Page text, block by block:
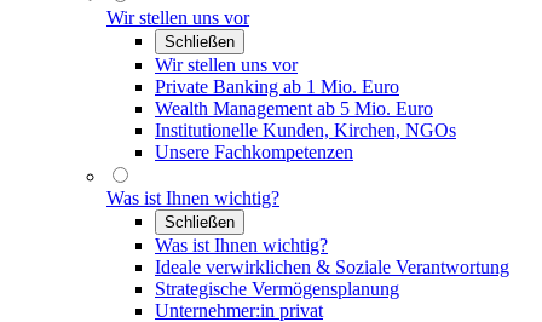
Wir stellen uns vor
Schließen
Wir stellen uns vor
Private Banking ab 1 Mio. Euro
Wealth Management ab 5 Mio. Euro
Institutionelle Kunden, Kirchen, NGOs
Unsere Fachkompetenzen
Was ist Ihnen wichtig?
Schließen
Was ist Ihnen wichtig?
Ideale verwirklichen & Soziale Verantwortung
Strategische Vermögensplanung
Unternehmer:in privat